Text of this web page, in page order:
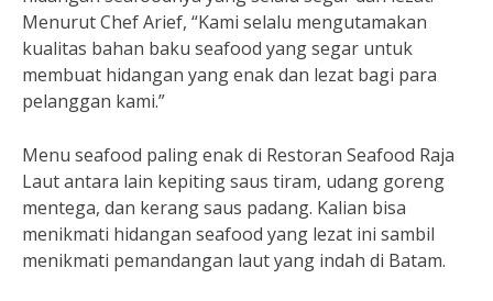
Menurut Chef Arief, “Kami selalu mengutamakan
kualitas bahan baku seafood yang segar untuk
membuat hidangan yang enak dan lezat bagi para
pelanggan kami.”
Menu seafood paling enak di Restoran Seafood Raja
Laut antara lain kepiting saus tiram, udang goreng
mentega, dan kerang saus padang. Kalian bisa
menikmati hidangan seafood yang lezat ini sambil
menikmati pemandangan laut yang indah di Batam.